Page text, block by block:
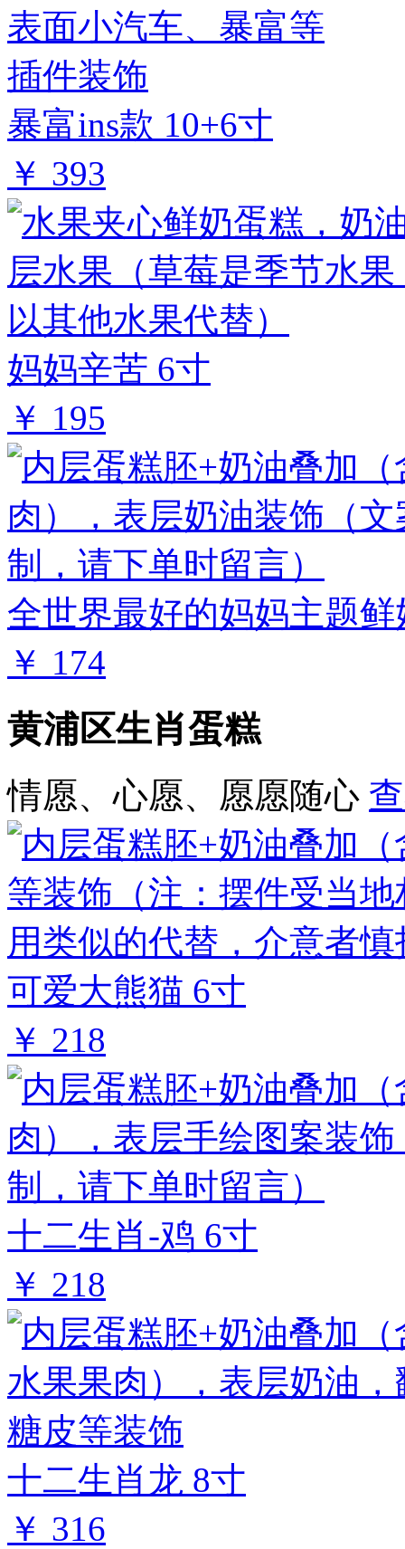
暴富ins款 10+6寸
￥ 393
妈妈辛苦 6寸
￥ 195
全世界最好的妈妈主题鲜
￥ 174
黄浦区生肖蛋糕
情愿、心愿、愿愿随心
可爱大熊猫 6寸
￥ 218
十二生肖-鸡 6寸
￥ 218
十二生肖龙 8寸
￥ 316